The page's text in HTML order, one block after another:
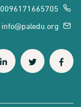
0096171665705
info@paledu.org